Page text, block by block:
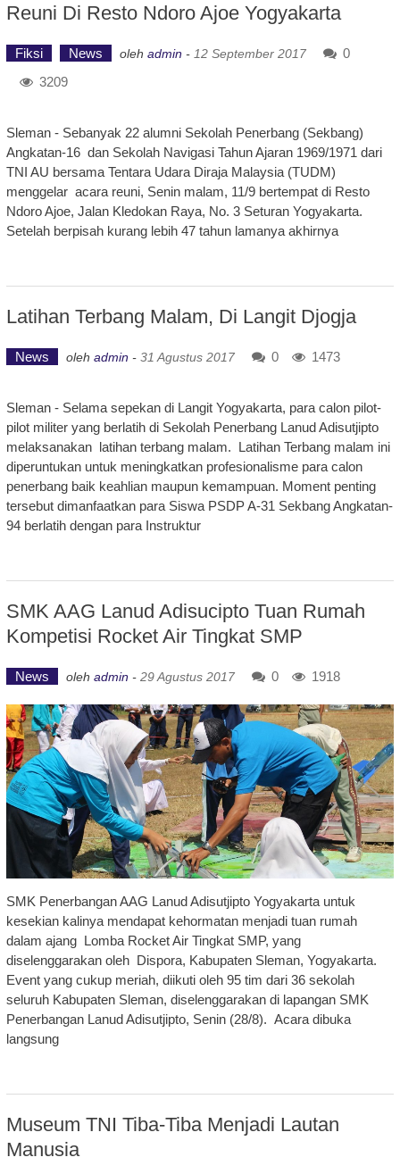
Reuni Di Resto Ndoro Ajoe Yogyakarta
Fiksi News oleh admin - 12 September 2017
0
3209
Sleman - Sebanyak 22 alumni Sekolah Penerbang (Sekbang)
Angkatan-16 dan Sekolah Navigasi Tahun Ajaran 1969/1971 dari
TNI AU bersama Tentara Udara Diraja Malaysia (TUDM)
menggelar acara reuni, Senin malam, 11/9 bertempat di Resto
Ndoro Ajoe, Jalan Kledokan Raya, No. 3 Seturan Yogyakarta.
Setelah berpisah kurang lebih 47 tahun lamanya akhirnya
Latihan Terbang Malam, Di Langit Djogja
News oleh admin - 31 Agustus 2017 0 1473
Sleman - Selama sepekan di Langit Yogyakarta, para calon pilot-
pilot militer yang berlatih di Sekolah Penerbang Lanud Adisutjipto
melaksanakan latihan terbang malam. Latihan Terbang malam ini
diperuntukan untuk meningkatkan profesionalisme para calon
penerbang baik keahlian maupun kemampuan. Moment penting
tersebut dimanfaatkan para Siswa PSDP A-31 Sekbang Angkatan-
94 berlatih dengan para Instruktur
SMK AAG Lanud Adisucipto Tuan Rumah
Kompetisi Rocket Air Tingkat SMP
News oleh admin - 29 Agustus 2017 0 1918
SMK Penerbangan AAG Lanud Adisutjipto Yogyakarta untuk
kesekian kalinya mendapat kehormatan menjadi tuan rumah
dalam ajang Lomba Rocket Air Tingkat SMP, yang
diselenggarakan oleh Dispora, Kabupaten Sleman, Yogyakarta.
Event yang cukup meriah, diikuti oleh 95 tim dari 36 sekolah
seluruh Kabupaten Sleman, diselenggarakan di lapangan SMK
Penerbangan Lanud Adisutjipto, Senin (28/8). Acara dibuka
langsung
Museum TNI Tiba-Tiba Menjadi Lautan
Manusia